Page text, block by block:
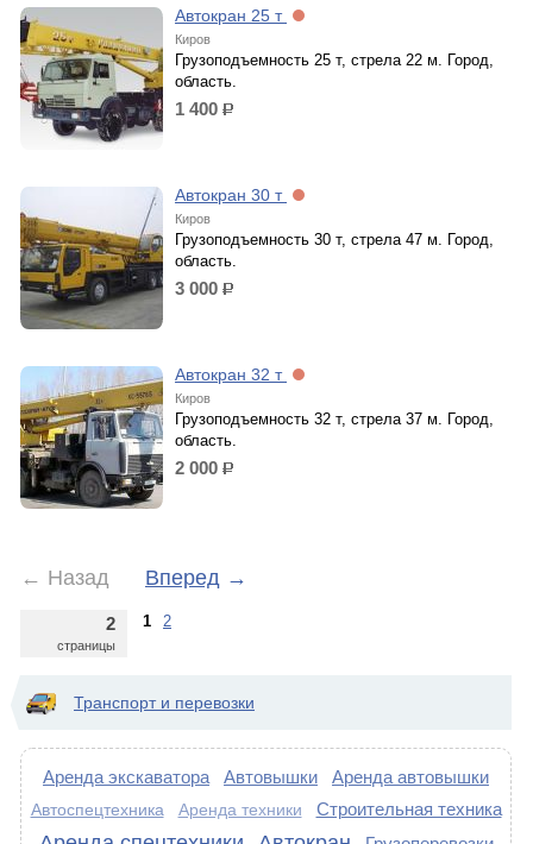
Автокран 25 т
Киров
Грузоподъемность 25 т, стрела 22 м. Город,
область.
1 400 р.
Автокран 30 т
Киров
Грузоподъемность 30 т, стрела 47 м. Город,
область.
3 000 р.
Автокран 32 т
Киров
Грузоподъемность 32 т, стрела 37 м. Город,
область.
2 000 р.
← Назад Вперед →
2
страницы
1 2
Транспорт и перевозки
Аренда экскаватора Автовышки Аренда автовышки
Автоспецтехника Аренда техники Строительная техника